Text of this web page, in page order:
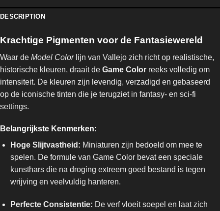
DESCRIPTION
Krachtige Pigmenten voor de Fantasiewereld
Waar de Model Colorlijn van Vallejo zich richt op realistische,
historische kleuren, draait de Game Color reeks volledig om
intensiteit. De kleuren zijn levendig, verzadigd en gebaseerd
op de iconische tinten die je terugziet in fantasy- en sci-fi
settings.
Belangrijkste Kenmerken:
Hoge Slijtvastheid: Miniaturen zijn bedoeld om mee te
spelen. De formule van Game Color bevat een speciale
kunsthars die na droging extreem goed bestand is tegen
wrijving en veelvuldig hanteren.
Perfecte Consistentie: De verf vloeit soepel en laat zich